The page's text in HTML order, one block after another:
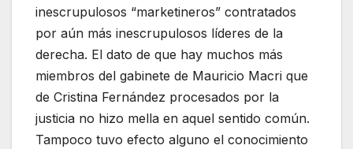
inescrupulosos “marketineros” contratados
por aún más inescrupulosos líderes de la
derecha. El dato de que hay muchos más
miembros del gabinete de Mauricio Macri que
de Cristina Fernández procesados por la
justicia no hizo mella en aquel sentido común.
Tampoco tuvo efecto alguno el conocimiento